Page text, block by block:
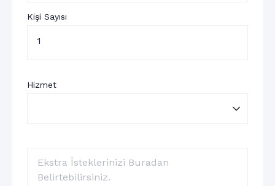
Kişi Sayısı
1
Hizmet